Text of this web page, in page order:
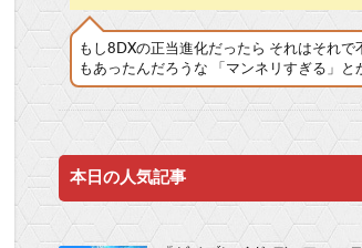
もし8DXの正当進化だったら それはそれで
もあったんだろうな 「マンネリすぎる」と
本日の人気記事